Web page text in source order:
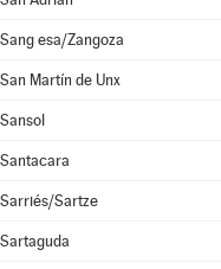
Sang esa/Zangoza
San Martín de Unx
Sansol
Santacara
Sarriés/Sartze
Sartaguda